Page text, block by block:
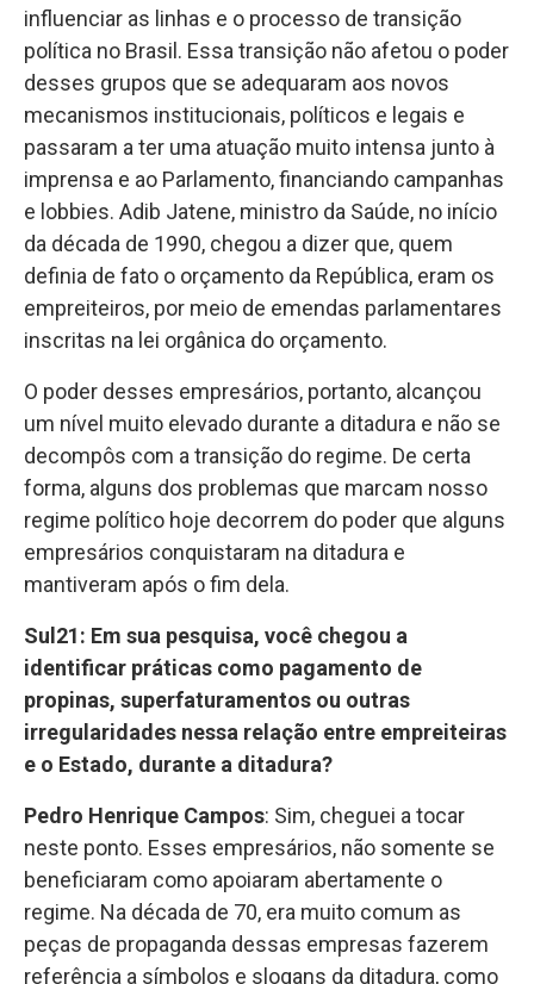
influenciar as linhas e o processo de transição
política no Brasil. Essa transição não afetou o poder
desses grupos que se adequaram aos novos
mecanismos institucionais, políticos e legais e
passaram a ter uma atuação muito intensa junto à
imprensa e ao Parlamento, financiando campanhas
e lobbies. Adib Jatene, ministro da Saúde, no início
da década de 1990, chegou a dizer que, quem
definia de fato o orçamento da República, eram os
empreiteiros, por meio de emendas parlamentares
inscritas na lei orgânica do orçamento.
O poder desses empresários, portanto, alcançou
um nível muito elevado durante a ditadura e não se
decompôs com a transição do regime. De certa
forma, alguns dos problemas que marcam nosso
regime político hoje decorrem do poder que alguns
empresários conquistaram na ditadura e
mantiveram após o fim dela.
Sul21: Em sua pesquisa, você chegou a
identificar práticas como pagamento de
propinas, superfaturamentos ou outras
irregularidades nessa relação entre empreiteiras
e o Estado, durante a ditadura?
Pedro Henrique Campos: Sim, cheguei a tocar
neste ponto. Esses empresários, não somente se
beneficiaram como apoiaram abertamente o
regime. Na década de 70, era muito comum as
peças de propaganda dessas empresas fazerem
referência a símbolos e slogans da ditadura, como